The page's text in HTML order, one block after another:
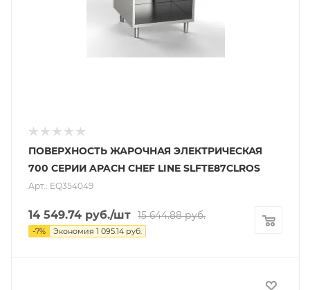
ПОВЕРХНОСТЬ ЖАРОЧНАЯ ЭЛЕКТРИЧЕСКАЯ
700 СЕРИИ APACH CHEF LINE SLFTE87CLROS
Арт.: EQ354049
14 549.74 руб./шт 15 644.88руб.
-7% Экономия 1 095.14 руб.